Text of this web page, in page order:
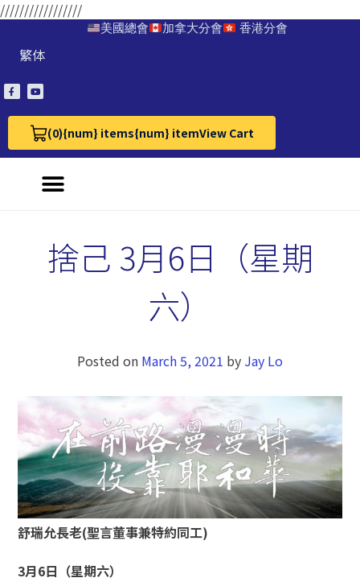
/////////////////
美國總會 加拿大分會 香港分會
繁体
(0)
View Cart 0{num} items{num} itemView Cart
捨己 3月6日（星期
六）
Posted on March 5, 2021 by Jay Lo
舒瑞允長老(聖言董事兼特約同工)
3月6日（星期六）